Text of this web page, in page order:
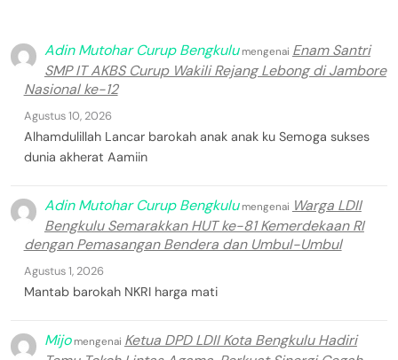
Adin Mutohar Curup Bengkulumengenai Enam Santri
SMP IT AKBS Curup Wakili Rejang Lebong di Jambore
Nasional ke-12
Agustus 10, 2026
Alhamdulillah Lancar barokah anak anak ku Semoga sukses
dunia akherat Aamiin
Adin Mutohar Curup Bengkulumengenai Warga LDII
Bengkulu Semarakkan HUT ke-81 Kemerdekaan RI
dengan Pemasangan Bendera dan Umbul-Umbul
Agustus 1, 2026
Mantab barokah NKRI harga mati
Mijomengenai Ketua DPD LDII Kota Bengkulu Hadiri